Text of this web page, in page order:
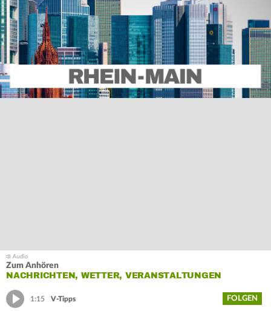
Zum Anhören
NACHRICHTEN, WETTER, VERANSTALTUNGEN
1:15 V-Tipps FOLGEN